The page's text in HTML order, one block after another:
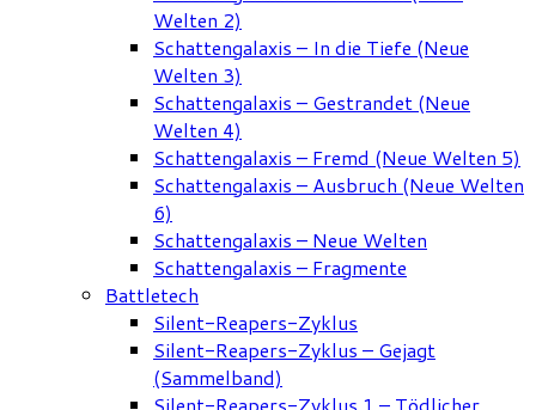
Welten 2)
Schattengalaxis – In die Tiefe (Neue
Welten 3)
Schattengalaxis – Gestrandet (Neue
Welten 4)
Schattengalaxis – Fremd (Neue Welten 5)
Schattengalaxis – Ausbruch (Neue Welten
6)
Schattengalaxis – Neue Welten
Schattengalaxis – Fragmente
Battletech
Silent-Reapers-Zyklus
Silent-Reapers-Zyklus – Gejagt
(Sammelband)